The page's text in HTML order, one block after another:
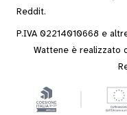
Reddit.
P.IVA 02214010668 e
Wattene è realizzato